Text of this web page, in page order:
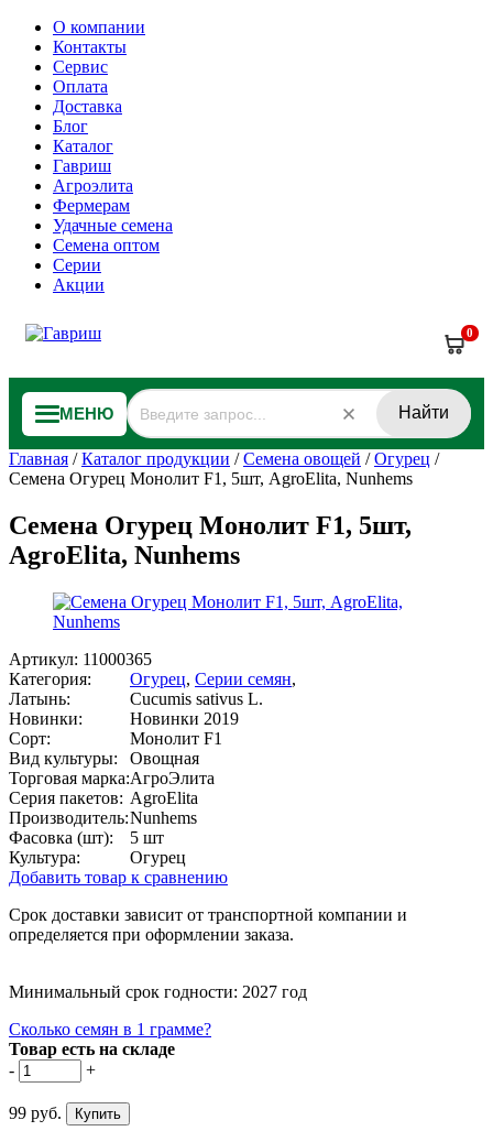
О компании
Контакты
Сервис
Оплата
Доставка
Блог
Каталог
Гавриш
Агроэлита
Фермерам
Удачные семена
Семена оптом
Серии
Акции
0
МЕНЮ Найти
Главная /Каталог продукции /Семена овощей /Огурец /
Семена Огурец Монолит F1, 5шт, AgroElita, Nunhems
Семена Огурец Монолит F1, 5шт,
AgroElita, Nunhems
Артикул: 11000365
Категория:
Огурец, Серии семян,
Латынь:
Cucumis sativus L.
Новинки:
Новинки 2019
Сорт:
Монолит F1
Вид культуры:
Овощная
Торговая марка:АгроЭлита
Серия пакетов: AgroElita
Производитель:Nunhems
Фасовка (шт):
5 шт
Культура:
Огурец
Добавить товар к сравнению
Срок доставки зависит от транспортной компании и
определяется при оформлении заказа.
Минимальный срок годности: 2027 год
Сколько семян в 1 грамме?
Товар есть на складе
-
+
99 руб.